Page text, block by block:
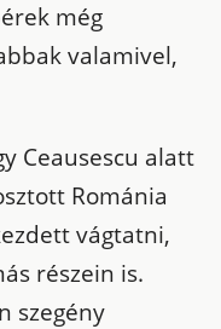
még
valamivel,
Ceausescu alatt
Románia
vágtatni,
részein is.
szegény